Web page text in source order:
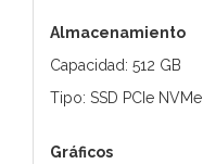
Almacenamiento
Capacidad: 512 GB
Tipo: SSD PCIe NVMe
Gráficos